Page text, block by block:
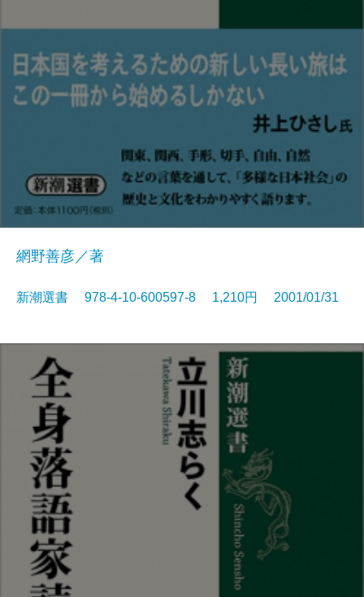
網野善彦／著
新潮選書 978-4-10-600597-8 1,210円 2001/01/31